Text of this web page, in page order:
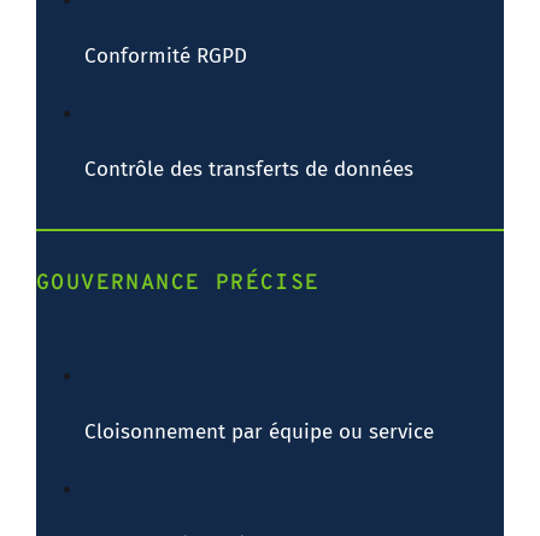
Conformité RGPD
Contrôle des transferts de données
GOUVERNANCE PRÉCISE
Cloisonnement par équipe ou service